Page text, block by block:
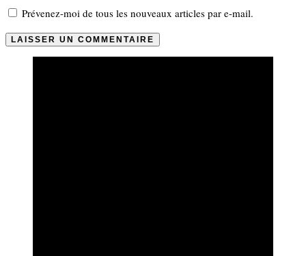
Prévenez-moi de tous les nouveaux articles par e-mail.